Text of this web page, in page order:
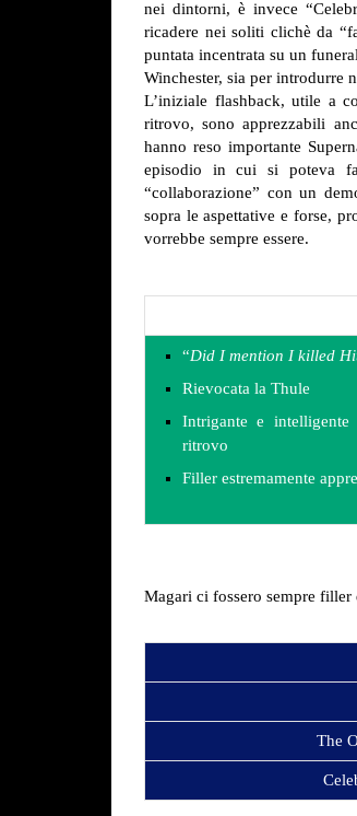
nei dintorni, è invece
ricadere nei soliti clichè da
puntata incentrata su un
Winchester, sia per introdurre
L’iniziale flashback, utile a
ritrovo, sono apprezzabili
hanno reso importante
episodio in cui si poteva
“collaborazione” con un
sopra le aspettative e forse,
vorrebbe sempre essere.
“Did I mention I killed
Rievocata la Thule
Intrigante e
ritrovo
Filler estremamente
Magari ci fossero sempre
The